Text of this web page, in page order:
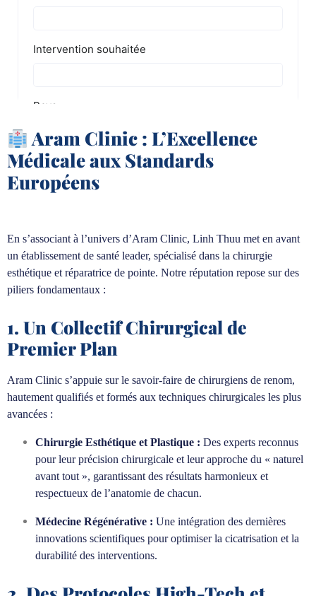
Aram Clinic : L’Excellence
Médicale aux Standards
Européens
En s’associant à l’univers d’Aram Clinic, Linh Thuu met en avant
un établissement de santé leader, spécialisé dans la chirurgie
esthétique et réparatrice de pointe. Notre réputation repose sur des
piliers fondamentaux :
1. Un Collectif Chirurgical de
Premier Plan
Aram Clinic s’appuie sur le savoir-faire de chirurgiens de renom,
hautement qualifiés et formés aux techniques chirurgicales les plus
avancées :
Chirurgie Esthétique et Plastique : Des experts reconnus
pour leur précision chirurgicale et leur approche du « naturel
avant tout », garantissant des résultats harmonieux et
respectueux de l’anatomie de chacun.
Médecine Régénérative : Une intégration des dernières
innovations scientifiques pour optimiser la cicatrisation et la
durabilité des interventions.